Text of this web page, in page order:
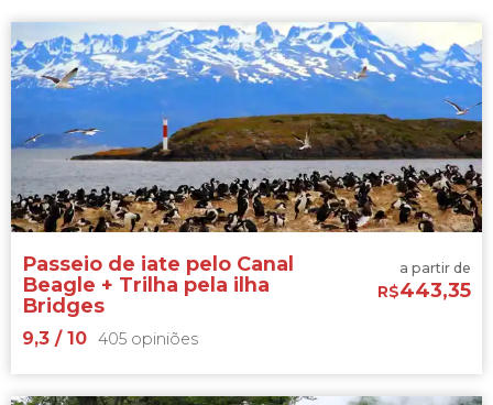
Passeio de iate pelo Canal
Beagle + Trilha pela ilha
Bridges
9,3 / 10 405 opiniões
a partir de
R$443,35